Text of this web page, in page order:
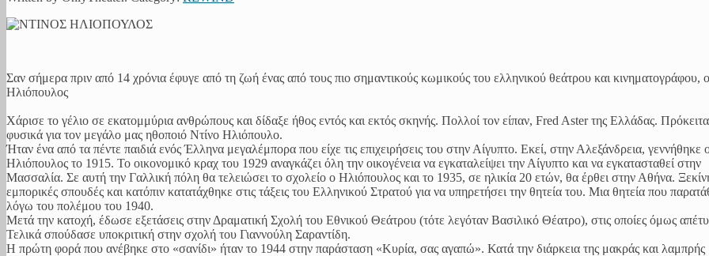
Σαν σήμερα πριν από 14 χρόνια έφυγε από τη ζωή ένας από τους πιο σημαντικούς κωμικούς του ελληνικού θεάτρου και κινηματογράφου,
Ηλιόπουλος
Χάρισε το γέλιο σε εκατομμύρια ανθρώπους και δίδαξε ήθος εντός και εκτός σκηνής. Πολλοί τον είπαν, Fred Aster της Ελλάδας.
φυσικά για τον μεγάλο μας ηθοποιό Ντίνο Ηλιόπουλο.
Ήταν ένα από τα πέντε παιδιά ενός Έλληνα μεγαλέμπορα που είχε τις επιχειρήσεις του στην Αίγυπτο. Εκεί, στην Αλεξάνδρεια, γεννήθηκε
Ηλιόπουλος το 1915. Το οικονομικό κραχ του 1929 αναγκάζει όλη την οικογένεια να εγκαταλείψει την Αίγυπτο και να εγκατασταθεί στην
Μασσαλία. Σε αυτή την Γαλλική πόλη θα τελειώσει το σχολείο ο Ηλιόπουλος και το 1935, σε ηλικία 20 ετών, θα έρθει στην Αθήνα.
εμπορικές σπουδές και κατόπιν κατατάχθηκε στις τάξεις του Ελληνικού Στρατού για να υπηρετήσει την θητεία του. Μια θητεία που
λόγω του πολέμου του 1940.
Μετά την κατοχή, έδωσε εξετάσεις στην Δραματική Σχολή του Εθνικού Θεάτρου (τότε λεγόταν Βασιλικό Θέατρο), στις οποίες όμως
Τελικά σπούδασε υποκριτική στην σχολή του Γιαννούλη Σαραντίδη.
Η πρώτη φορά που ανέβηκε στο «σανίδι» ήταν το 1944 στην παράσταση «Κυρία, σας αγαπώ». Κατά την διάρκεια της μακράς και λαμπρής